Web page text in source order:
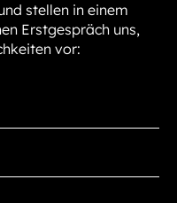
stellen in einem
Erstgespräch uns,
vor: